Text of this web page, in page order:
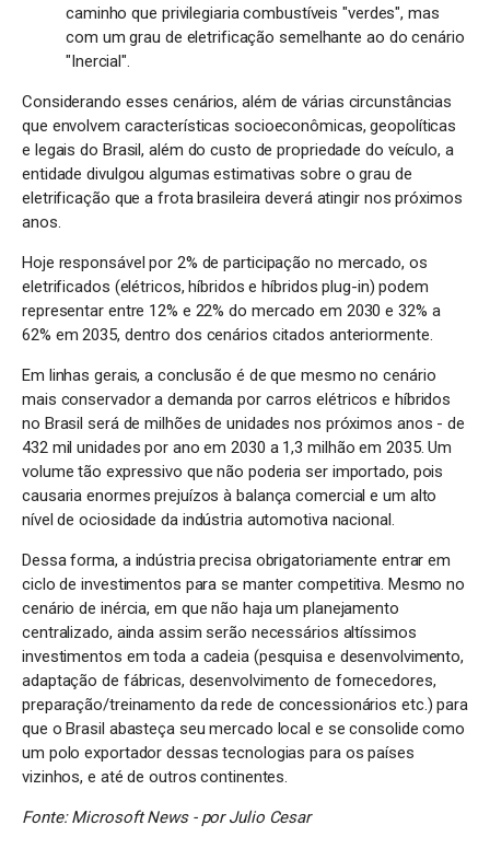
caminho que privilegiaria combustíveis "verdes", mas
com um grau de eletrificação semelhante ao do cenário
"Inercial".
Considerando esses cenários, além de várias circunstâncias
que envolvem características socioeconômicas, geopolíticas
e legais do Brasil, além do custo de propriedade do veículo, a
entidade divulgou algumas estimativas sobre o grau de
eletrificação que a frota brasileira deverá atingir nos próximos
anos.
Hoje responsável por 2% de participação no mercado, os
eletrificados (elétricos, híbridos e híbridos plug-in) podem
representar entre 12% e 22% do mercado em 2030 e 32% a
62% em 2035, dentro dos cenários citados anteriormente.
Em linhas gerais, a conclusão é de que mesmo no cenário
mais conservador a demanda por carros elétricos e híbridos
no Brasil será de milhões de unidades nos próximos anos - de
432 mil unidades por ano em 2030 a 1,3 milhão em 2035. Um
volume tão expressivo que não poderia ser importado, pois
causaria enormes prejuízos à balança comercial e um alto
nível de ociosidade da indústria automotiva nacional.
Dessa forma, a indústria precisa obrigatoriamente entrar em
ciclo de investimentos para se manter competitiva. Mesmo no
cenário de inércia, em que não haja um planejamento
centralizado, ainda assim serão necessários altíssimos
investimentos em toda a cadeia (pesquisa e desenvolvimento,
adaptação de fábricas, desenvolvimento de fornecedores,
preparação/treinamento da rede de concessionários etc.) para
que o Brasil abasteça seu mercado local e se consolide como
um polo exportador dessas tecnologias para os países
vizinhos, e até de outros continentes.
Fonte: Microsoft News - por Julio Cesar